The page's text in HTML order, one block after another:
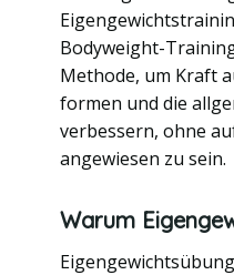
Bodyweight-
Methode, um Kraft
formen und die
verbessern, ohne
angewiesen zu sein.
Warum